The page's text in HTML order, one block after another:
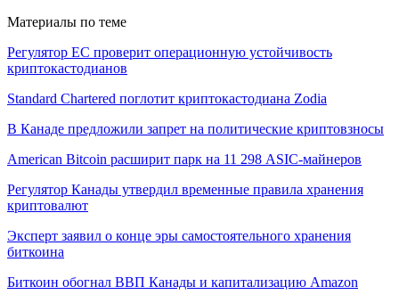
Материалы по теме
Регулятор ЕС проверит операционную устойчивость
криптокастодианов
Standard Chartered поглотит криптокастодиана Zodia
В Канаде предложили запрет на политические криптовзносы
American Bitcoin расширит парк на 11 298 ASIC-майнеров
Регулятор Канады утвердил временные правила хранения
криптовалют
Эксперт заявил о конце эры самостоятельного хранения
биткоина
Биткоин обогнал ВВП Канады и капитализацию Amazon